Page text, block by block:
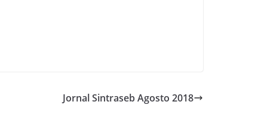
Jornal Sintraseb Agosto 2018